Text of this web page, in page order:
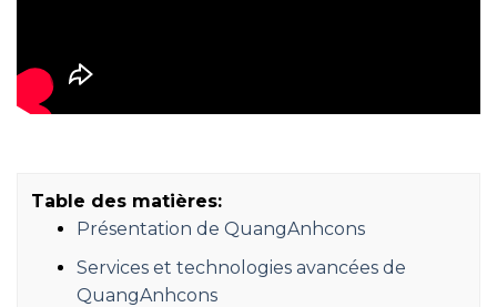
Table des matières:
Présentation de QuangAnhcons
Services et technologies avancées de
QuangAnhcons